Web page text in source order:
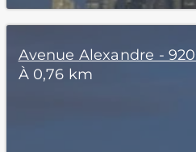
Avenue Alexandre -
À 0,76 km